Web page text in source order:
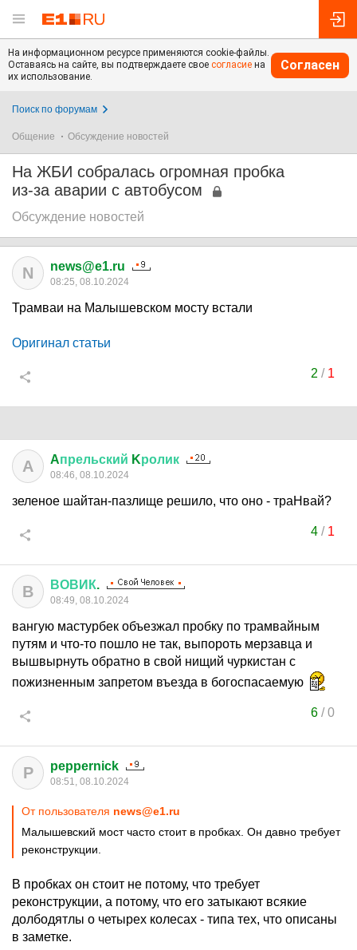
На информационном ресурсе применяются cookie-файлы.
Оставаясь на сайте, вы подтверждаете свое согласие на
их использование.
Согласен
Поиск по форумам
Общение Обсуждение новостей
На ЖБИ собралась огромная пробка
из-за аварии с автобусом
Обсуждение новостей
N news@e1.ru
08:25, 08.10.2024
Трамваи на Малышевском мосту встали
Оригинал статьи
2 / 1
A Aпрельский Kролик
08:46, 08.10.2024
зеленое шайтан-пазлище решило, что оно - траНвай?
4/ 1
В ВОВИК.
08:49, 08.10.2024
вангую мастурбек объезжал пробку по трамвайным
путям и что-то пошло не так, выпороть мерзавца и
вышвырнуть обратно в свой нищий чуркистан с
пожизненным запретом въезда в богоспасаемую
6/0
P peppernick
08:51, 08.10.2024
От пользователя news@e1.ru
Малышевский мост часто стоит в пробках. Он давно требует
реконструкции.
В пробках он стоит не потому, что требует
реконструкции, а потому, что его затыкают всякие
долбодятлы о четырех колесах - типа тех, что описаны
в заметке.